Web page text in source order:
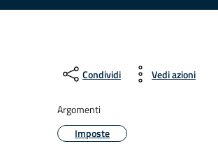
Condividi Vedi azioni
Argomenti
Imposte